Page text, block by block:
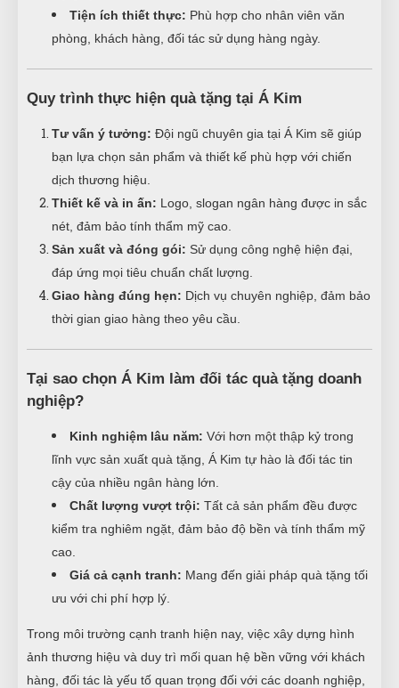
Tiện ích thiết thực: Phù hợp cho nhân viên văn
phòng, khách hàng, đối tác sử dụng hàng ngày.
Quy trình thực hiện quà tặng tại Á Kim
Tư vấn ý tưởng: Đội ngũ chuyên gia tại Á Kim sẽ giúp
bạn lựa chọn sản phẩm và thiết kế phù hợp với chiến
dịch thương hiệu.
Thiết kế và in ấn: Logo, slogan ngân hàng được in sắc
nét, đảm bảo tính thẩm mỹ cao.
Sản xuất và đóng gói: Sử dụng công nghệ hiện đại,
đáp ứng mọi tiêu chuẩn chất lượng.
Giao hàng đúng hẹn: Dịch vụ chuyên nghiệp, đảm bảo
thời gian giao hàng theo yêu cầu.
Tại sao chọn Á Kim làm đối tác quà tặng doanh
nghiệp?
Kinh nghiệm lâu năm: Với hơn một thập kỷ trong
lĩnh vực sản xuất quà tặng, Á Kim tự hào là đối tác tin
cậy của nhiều ngân hàng lớn.
Chất lượng vượt trội: Tất cả sản phẩm đều được
kiểm tra nghiêm ngặt, đảm bảo độ bền và tính thẩm mỹ
cao.
Giá cả cạnh tranh: Mang đến giải pháp quà tặng tối
ưu với chi phí hợp lý.
Trong môi trường cạnh tranh hiện nay, việc xây dựng hình
ảnh thương hiệu và duy trì mối quan hệ bền vững với khách
hàng, đối tác là yếu tố quan trọng đối với các doanh nghiệp,